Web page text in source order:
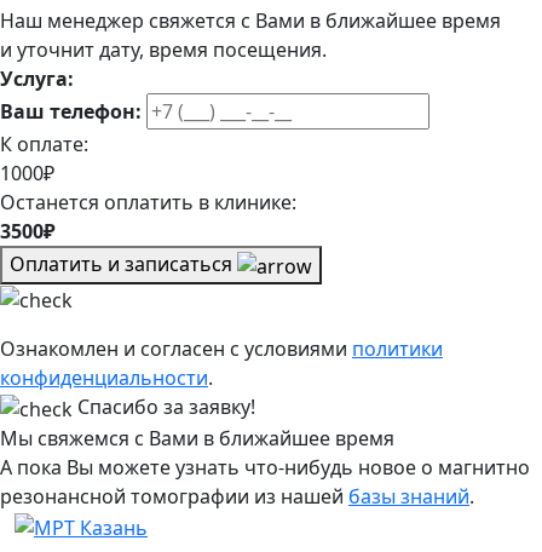
Наш менеджер свяжется с Вами в ближайшее время
и уточнит дату, время посещения.
Услуга:
Ваш телефон:
К оплате:
1000₽
Останется оплатить в клинике:
3500₽
Оплатить и записаться
Ознакомлен и согласен с условиями политики
конфиденциальности.
Спасибо за заявку!
Мы свяжемся с Вами в ближайшее время
А пока Вы можете узнать что-нибудь новое о магнитно
резонансной томографии из нашей базы знаний.